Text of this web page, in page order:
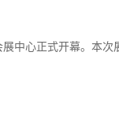
中心正式开幕。本